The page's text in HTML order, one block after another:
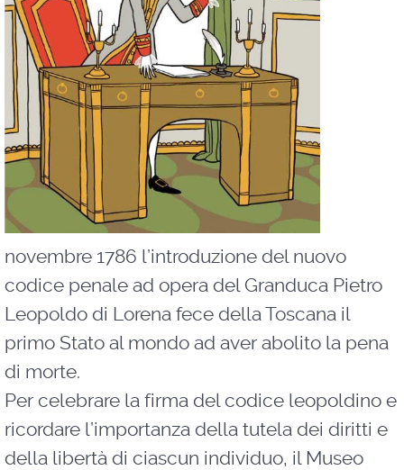
novembre 1786 l’introduzione del nuovo
codice penale ad opera del Granduca Pietro
Leopoldo di Lorena fece della Toscana il
primo Stato al mondo ad aver abolito la pena
di morte.
Per celebrare la firma del codice leopoldino e
ricordare l’importanza della tutela dei diritti e
della libertà di ciascun individuo, il Museo